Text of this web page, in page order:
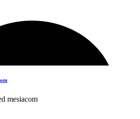
mesiacom